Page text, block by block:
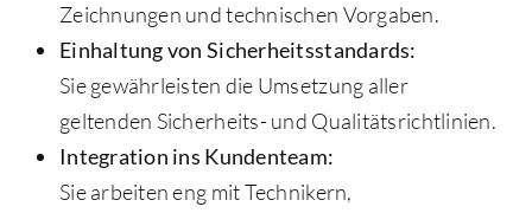
Zeichnungen und technischen Vorgaben.
Einhaltung von Sicherheitsstandards:
Sie gewährleisten die Umsetzung aller
geltenden Sicherheits- und Qualitätsrichtlinien.
Integration ins Kundenteam:
Sie arbeiten eng mit Technikern,